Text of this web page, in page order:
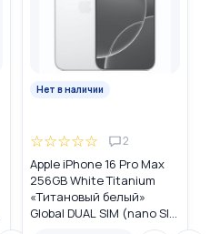
Нет в наличии
☆☆☆☆☆ 2
Apple iPhone 16 Pro Max
256GB White Titanium
«Титановый белый»
Global DUAL SIM (nano SIM